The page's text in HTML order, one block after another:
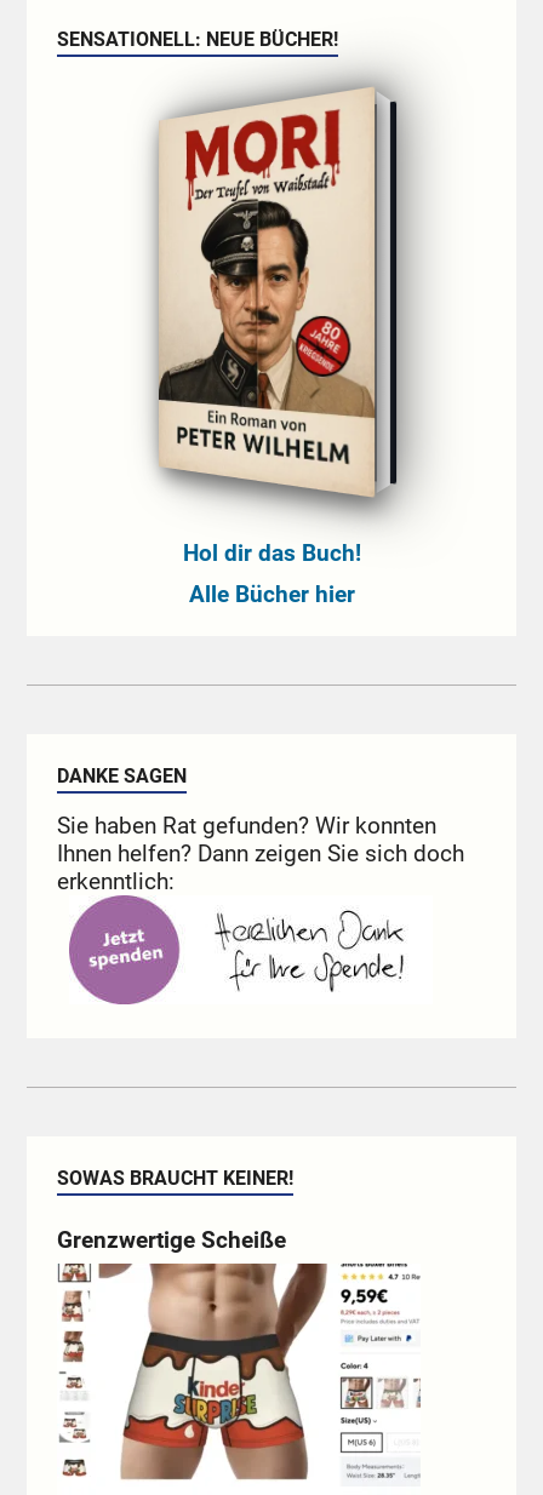
SENSATIONELL: NEUE BÜCHER!
Hol dir das Buch!
Alle Bücher hier
DANKE SAGEN
Sie haben Rat gefunden? Wir konnten
Ihnen helfen? Dann zeigen Sie sich doch
erkenntlich:
SOWAS BRAUCHT KEINER!
Grenzwertige Scheiße